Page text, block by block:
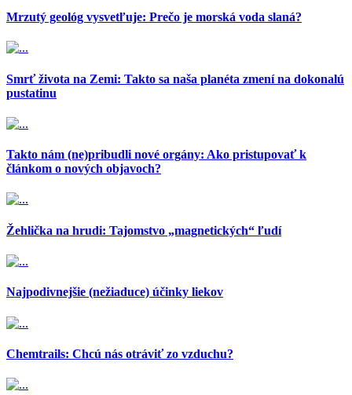
Mrzutý geológ vysvetľuje: Prečo je morská voda slaná?
Smrť života na Zemi: Takto sa naša planéta zmení na dokonalú
pustatinu
Takto nám (ne)pribudli nové orgány: Ako pristupovať k
článkom o nových objavoch?
Žehlička na hrudi: Tajomstvo „magnetických“ ľudí
Najpodivnejšie (nežiaduce) účinky liekov
Chemtrails: Chcú nás otráviť zo vzduchu?